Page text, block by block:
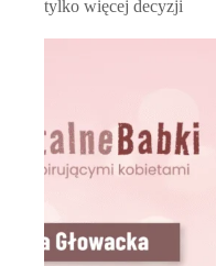
tylko więcej decyzji